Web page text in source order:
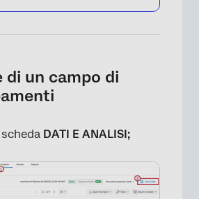
di un campo di
DATI E ANALISI;